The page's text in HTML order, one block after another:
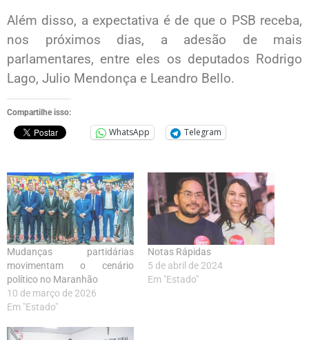
Além disso, a expectativa é de que o PSB receba,
nos próximos dias, a adesão de mais
parlamentares, entre eles os deputados Rodrigo
Lago, Julio Mendonça e Leandro Bello.
Compartilhe isso:
WhatsApp Telegram
Mudanças partidárias
movimentam o cenário
político no Maranhão
10 de março de 2026
Em "Estado"
Notas Rápidas
5 de abril de 2024
Em "Estado"